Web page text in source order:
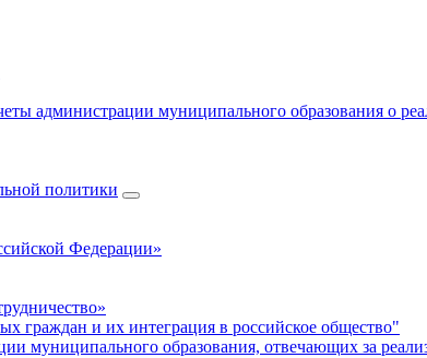
администрации муниципального образования о
политики
Федерации»
граждан и их интеграция в российское общество"
муниципального образования, отвечающих за